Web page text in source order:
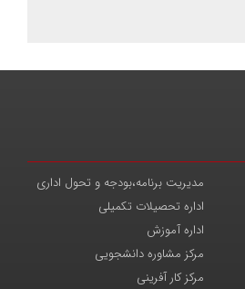
مدیریت برنامه،بودجه و تحول اداری
اداره تحصیلات تکمیلی
اداره آموزش
مرکز مشاوره دانشجویی
مرکز کار آفرینی